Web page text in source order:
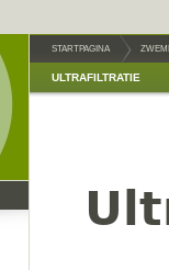
STARTPAGINA
ULTRAFILTRATIE